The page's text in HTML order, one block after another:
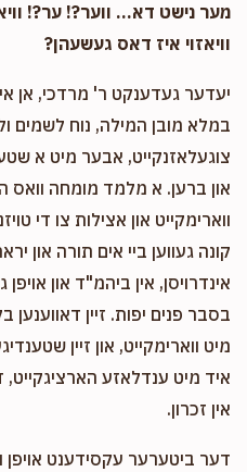
Halbracht
מער נישט דא... ווער?! ער?!
וויאזוי איז דאס געשעהן?
יעדער געדענקט ר' מרדכי, אן
במלא מובן המילה, נוח לשמים
צוגעלאזנקייט, אבער מיט א
און ברען. א מלמד מומחה וואס
ווארימקייט און אצילות צו די
קונה געווען ביי אים תורה און
אינדרויסן, אין ביהמ"ד און
בסבר פנים יפות. זיין
מיט ווארימקייט, און זיין
איד מיט ענדלאזע
אין זכרון.
דער ביטערער עקסידענט אויפן